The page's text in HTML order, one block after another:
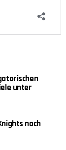
unter
noch